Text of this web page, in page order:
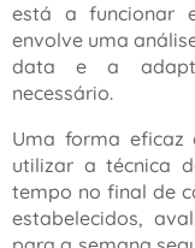
está a funcionar
envolve uma
data e a
necessário.
Uma forma
utilizar a técnica
tempo no final de
estabelecidos,